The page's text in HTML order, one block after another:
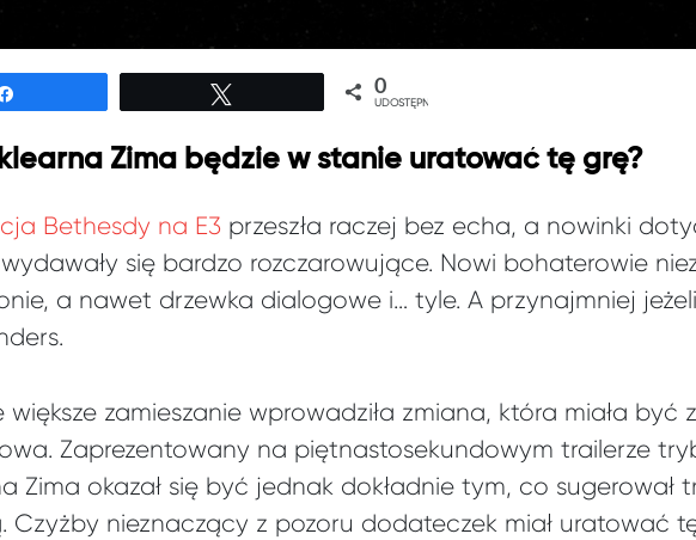
0
UDOSTĘPNIEŃ
Zima będzie w stanie uratować tę grę?
Bethesdy na E3 przeszła raczej bez echa, a nowinki
się bardzo rozczarowujące. Nowi bohaterowie
a nawet drzewka dialogowe i… tyle. A przynajmniej
większe zamieszanie wprowadziła zmiana, która miała być
Zaprezentowany na piętnastosekundowym trailerze
Zima okazał się być jednak dokładnie tym, co sugerował
Czyżby nieznaczący z pozoru dodateczek miał uratować